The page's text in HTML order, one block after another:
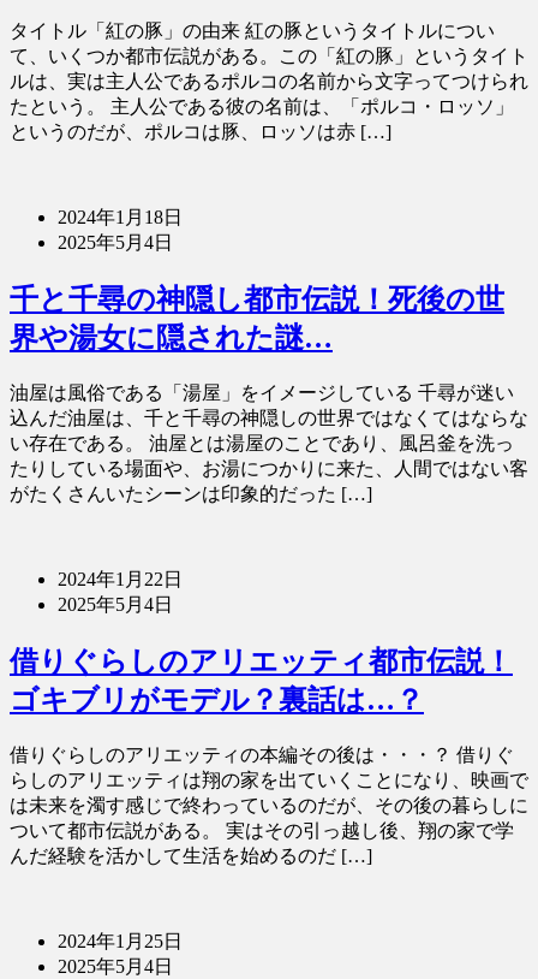
タイトル「紅の豚」の由来 紅の豚というタイトルについ
て、いくつか都市伝説がある。この「紅の豚」というタイト
ルは、実は主人公であるポルコの名前から文字ってつけられ
たという。 主人公である彼の名前は、「ポルコ・ロッソ」
というのだが、ポルコは豚、ロッソは赤 […]
2024年1月18日
2025年5月4日
千と千尋の神隠し都市伝説！死後の世
界や湯女に隠された謎…
油屋は風俗である「湯屋」をイメージしている 千尋が迷い
込んだ油屋は、千と千尋の神隠しの世界ではなくてはならな
い存在である。 油屋とは湯屋のことであり、風呂釜を洗っ
たりしている場面や、お湯につかりに来た、人間ではない客
がたくさんいたシーンは印象的だった […]
2024年1月22日
2025年5月4日
借りぐらしのアリエッティ都市伝説！
ゴキブリがモデル？裏話は…？
借りぐらしのアリエッティの本編その後は・・・？ 借りぐ
らしのアリエッティは翔の家を出ていくことになり、映画で
は未来を濁す感じで終わっているのだが、その後の暮らしに
ついて都市伝説がある。 実はその引っ越し後、翔の家で学
んだ経験を活かして生活を始めるのだ […]
2024年1月25日
2025年5月4日